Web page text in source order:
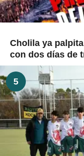
Cholila ya
con dos días de
5